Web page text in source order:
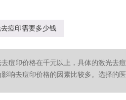
去痘印需要多少钱
痘印价格在千元以上，具体的激光去
响去痘印价格的因素比较多。选择的